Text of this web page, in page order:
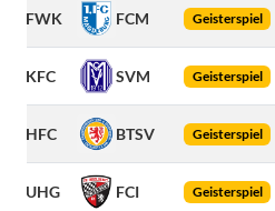
FWK FCM Geisterspiel
KFC SVM Geisterspiel
HFC BTSV Geisterspiel
UHG FCI Geisterspiel